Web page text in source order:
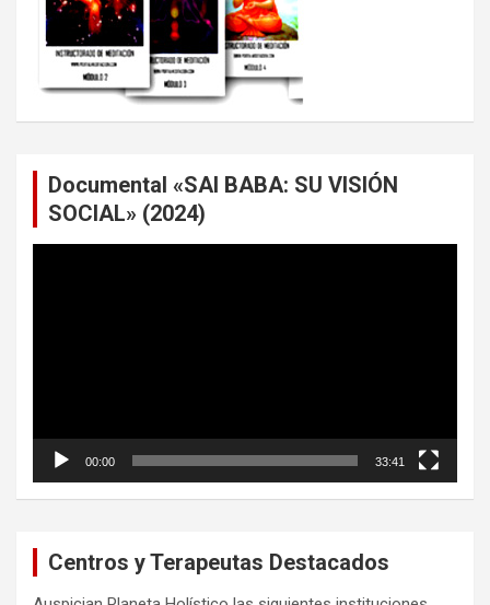
Documental «SAI BABA: SU VISIÓN
SOCIAL» (2024)
00:00 33:41
Centros y Terapeutas Destacados